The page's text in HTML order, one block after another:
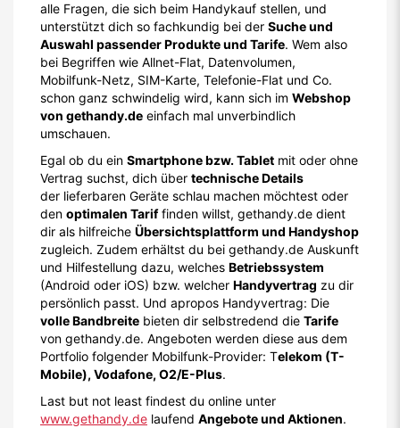
alle Fragen, die sich beim Handykauf stellen, und
unterstützt dich so fachkundig bei der Suche und
Auswahl passender Produkte und Tarife. Wem also
bei Begriffen wie Allnet-Flat, Datenvolumen,
Mobilfunk-Netz, SIM-Karte, Telefonie-Flat und Co.
schon ganz schwindelig wird, kann sich im Webshop
von gethandy.de einfach mal unverbindlich
umschauen.
Egal ob du ein Smartphone bzw. Tablet mit oder ohne
Vertrag suchst, dich über technische Details
der lieferbaren Geräte schlau machen möchtest oder
den optimalen Tariffinden willst, gethandy.de dient
dir als hilfreiche Übersichtsplattform und Handyshop
zugleich. Zudem erhältst du bei gethandy.de Auskunft
und Hilfestellung dazu, welches Betriebssystem
(Android oder iOS) bzw. welcher Handyvertrag zu dir
persönlich passt. Und apropos Handyvertrag: Die
volle Bandbreite bieten dir selbstredend die Tarife
von gethandy.de. Angeboten werden diese aus dem
Portfolio folgender Mobilfunk-Provider: Telekom (T-
Mobile), Vodafone, O2/E-Plus.
Last but not least findest du online unter
www.gethandy.de laufend Angebote und Aktionen.